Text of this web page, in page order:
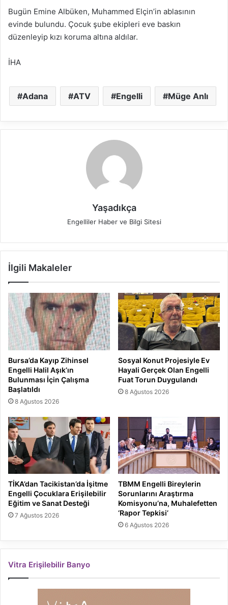
Bugün Emine Albüken, Muhammed Elçin’in ablasının
evinde bulundu. Çocuk şube ekipleri eve baskın
düzenleyip kızı koruma altına aldılar.
İHA
Adana ATV Engelli Müge Anlı
Yaşadıkça
Engelliler Haber ve Bilgi Sitesi
İlgili Makaleler
Bursa’da Kayıp Zihinsel
Engelli Halil Aşık’ın
Bulunması İçin Çalışma
Başlatıldı
8 Ağustos 2026
Sosyal Konut Projesiyle Ev
Hayali Gerçek Olan Engelli
Fuat Torun Duygulandı
8 Ağustos 2026
TİKA’dan Tacikistan’da İşitme
Engelli Çocuklara Erişilebilir
Eğitim ve Sanat Desteği
7 Ağustos 2026
TBMM Engelli Bireylerin
Sorunlarını Araştırma
Komisyonu’na, Muhalefetten
‘Rapor Tepkisi’
6 Ağustos 2026
Vitra Erişilebilir Banyo